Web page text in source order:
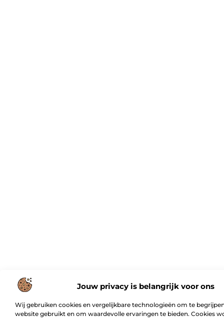
Jouw privacy is belangrijk voor ons
Wij gebruiken cookies en vergelijkbare technologieën om te
website gebruikt en om waardevolle ervaringen te bieden. Cookies